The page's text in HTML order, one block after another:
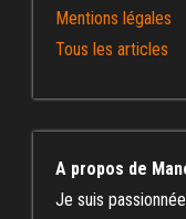
Mentions légales
Tous les articles
A propos de
Je suis